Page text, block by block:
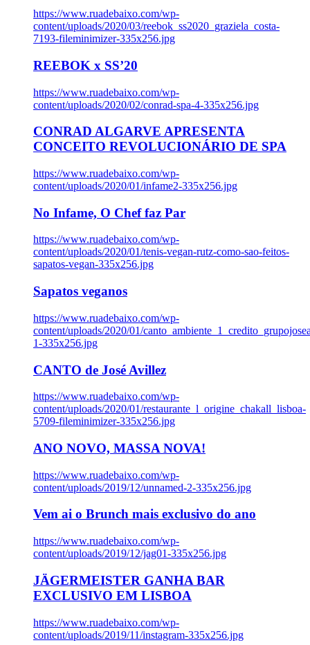
https://www.ruadebaixo.com/wp-
content/uploads/2020/03/reebok_ss2020_graziela_costa-
7193-fileminimizer-335x256.jpg
REEBOK x SS’20
https://www.ruadebaixo.com/wp-
content/uploads/2020/02/conrad-spa-4-335x256.jpg
CONRAD ALGARVE APRESENTA
CONCEITO REVOLUCIONÁRIO DE SPA
https://www.ruadebaixo.com/wp-
content/uploads/2020/01/infame2-335x256.jpg
No Infame, O Chef faz Par
https://www.ruadebaixo.com/wp-
content/uploads/2020/01/tenis-vegan-rutz-como-sao-feitos-
sapatos-vegan-335x256.jpg
Sapatos veganos
https://www.ruadebaixo.com/wp-
content/uploads/2020/01/
1-335x256.jpg
CANTO de José Avillez
https://www.ruadebaixo.com/wp-
content/uploads/2020/01/restaurante_l_origine_chakall_lisboa-
5709-fileminimizer-335x256.jpg
ANO NOVO, MASSA NOVA!
https://www.ruadebaixo.com/wp-
content/uploads/2019/12/unnamed-2-335x256.jpg
Vem ai o Brunch mais exclusivo do ano
https://www.ruadebaixo.com/wp-
content/uploads/2019/12/jag01-335x256.jpg
JÄGERMEISTER GANHA BAR
EXCLUSIVO EM LISBOA
https://www.ruadebaixo.com/wp-
content/uploads/2019/11/instagram-335x256.jpg